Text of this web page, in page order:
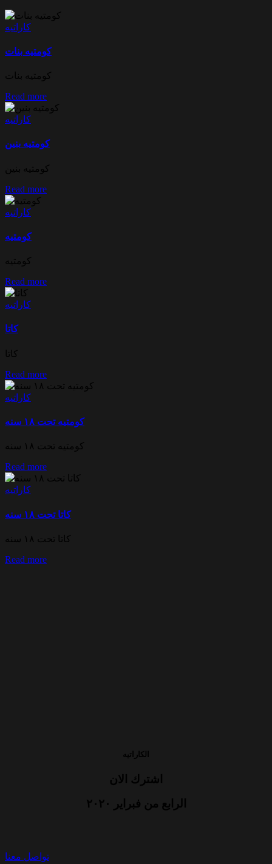
كاراتيه
كومتيه بنات
كومتيه بنات
Read more
كاراتيه
كومتيه بنين
كومتيه بنين
Read more
كاراتيه
كومتيه
كومتيه
Read more
كاراتيه
كاتا
كاتا
Read more
كاراتيه
كومتيه تحت ١٨ سنه
كومتيه تحت ١٨ سنه
Read more
كاراتيه
كاتا تحت ١٨ سنه
كاتا تحت ١٨ سنه
Read more
الكاراتيه
اشترك الان
الرابع من فبراير ٢٠٢٠
تواصل معنا